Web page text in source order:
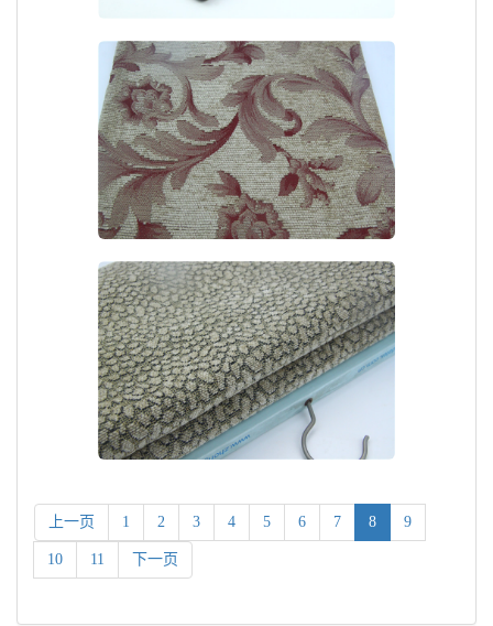
上一页 1 2 3 4 5 6 7 8 9
10 11 下一页